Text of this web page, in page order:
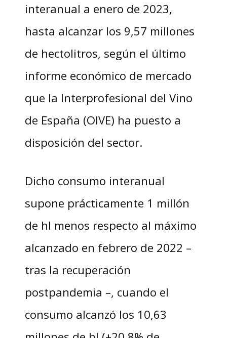
interanual a enero de 2023,
hasta alcanzar los 9,57 millones
de hectolitros, según el último
informe económico de mercado
que la Interprofesional del Vino
de España (OIVE) ha puesto a
disposición del sector.
Dicho consumo interanual
supone prácticamente 1 millón
de hl menos respecto al máximo
alcanzado en febrero de 2022 –
tras la recuperación
postpandemia –, cuando el
consumo alcanzó los 10,63